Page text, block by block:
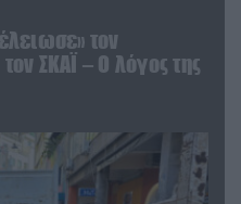
τον
ΣΚΑΪ – Ο λόγος της